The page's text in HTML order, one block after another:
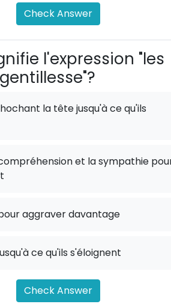
Check Answer
l'expression "les
la tête jusqu'à ce qu'ils
et la sympathie
aggraver davantage
ce qu'ils s'éloignent
Check Answer